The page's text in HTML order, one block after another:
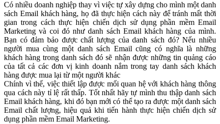
Có nhiều doanh nghiệp thay vì việc tự xây dựng cho mình một danh
sách Email khách hàng, họ đã thực hiện cách này để tránh mất thời
gian trong cách thực hiện chiến dịch sử dụng phần mềm Email
Marketing và coi đó như danh sách Email khách hàng của mình.
Bạn có đảm bảo được chất lượng của danh sách đó? Nếu nhiều
người mua cùng một danh sách Email cũng có nghĩa là những
khách hàng trong danh sách đó sẽ nhận được những tin quảng cáo
của tất cả các đơn vị kinh doanh nắm trong tay danh sách khách
hàng được mua lại từ một người khác
Chính vì thế, việc thiết lập được mối quan hệ với khách hàng thông
qua cách này tỉ lệ rất thấp. Tốt nhất hãy tự mình thu thập danh sách
Email khách hàng, khi đó bạn mới có thể tạo ra được một danh sách
Email chất lượng, hiệu quả khi tiến hành thực hiện chiến dịch sử
dụng phần mềm Email Marketing.